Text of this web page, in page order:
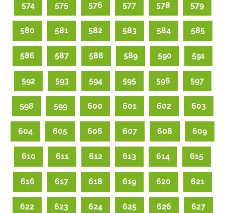
574 575 576 577 578 579
580 581 582 583 584 585
586 587 588 589 590 591
592 593 594 595 596 597
598 599 600 601 602 603
604 605 606 607 608 609
610 611 612 613 614 615
616 617 618 619 620 621
622 623 624 625 626 627